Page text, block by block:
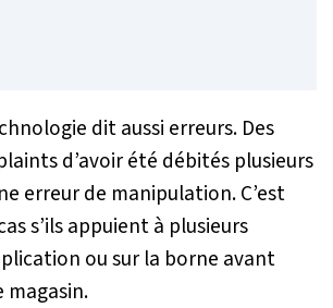
dit aussi erreurs. Des
d’avoir été débités plusieurs
erreur de manipulation. C’est
s’ils appuient à plusieurs
ou sur la borne avant
magasin.